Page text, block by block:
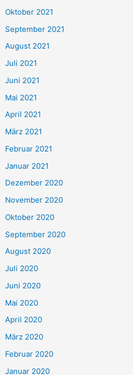
e
n
h
:
Oktober 2021
September 2021
August 2021
Juli 2021
Juni 2021
Mai 2021
April 2021
März 2021
Februar 2021
Januar 2021
Dezember 2020
November 2020
Oktober 2020
September 2020
August 2020
Juli 2020
Juni 2020
Mai 2020
April 2020
März 2020
Februar 2020
Januar 2020